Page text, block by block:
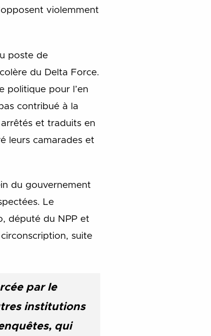
violemment
poste de
du Delta Force.
politique pour l’en
contribué à la
et traduits en
leurs camarades et
du gouvernement
Le
député du NPP et
suite
par le
institutions
qui